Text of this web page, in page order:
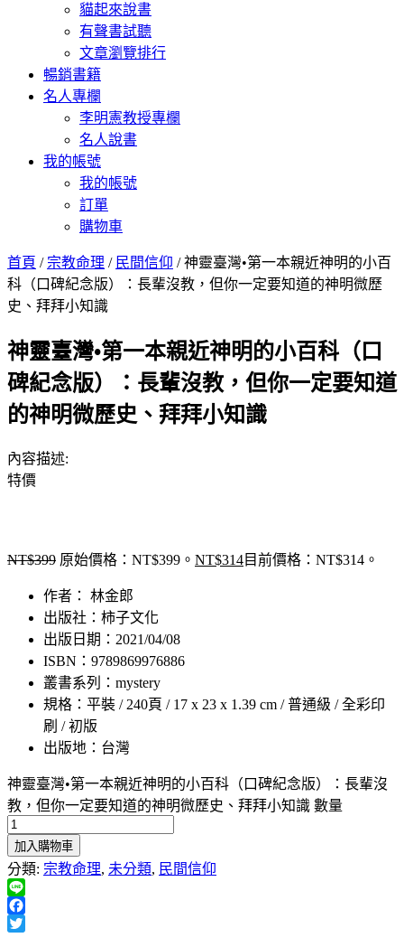
貓起來說書
有聲書試聽
文章瀏覽排行
暢銷書籍
名人專欄
李明憲教授專欄
名人說書
我的帳號
我的帳號
訂單
購物車
首頁 / 宗教命理 / 民間信仰 / 神靈臺灣•第一本親近神明的小百
科（口碑紀念版）：長輩沒教，但你一定要知道的神明微歷
史、拜拜小知識
神靈臺灣•第一本親近神明的小百科（口
碑紀念版）：長輩沒教，但你一定要知道
的神明微歷史、拜拜小知識
內容描述:
特價
NT$399 原始價格：NT$399。 NT$314目前價格：NT$314。
作者： 林金郎
出版社：柿子文化
出版日期：2021/04/08
ISBN：9789869976886
叢書系列：mystery
規格：平裝 / 240頁 / 17 x 23 x 1.39 cm / 普通級 / 全彩印
刷 / 初版
出版地：台灣
神靈臺灣•第一本親近神明的小百科（口碑紀念版）：長輩沒
教，但你一定要知道的神明微歷史、拜拜小知識 數量
加入購物車
分類: 宗教命理, 未分類, 民間信仰
Line
Facebook